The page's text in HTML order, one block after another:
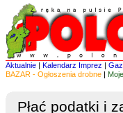
Aktualnie | Kalendarz Imprez |
BAZAR - Ogłoszenia drobne |
Płać podatki i